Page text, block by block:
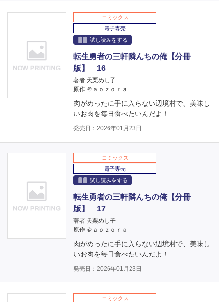
コミックス
電子専売
試し読みをする
転生勇者の三軒隣んちの俺【分冊
版】 16
著者 天栗めし子
原作 ＠ａｏｚｏｒａ
肉がめったに手に入らない辺境村で、美味し
いお肉を毎日食べたいんだよ！
発売日：2026年01月23日
コミックス
電子専売
試し読みをする
転生勇者の三軒隣んちの俺【分冊
版】 17
著者 天栗めし子
原作 ＠ａｏｚｏｒａ
肉がめったに手に入らない辺境村で、美味し
いお肉を毎日食べたいんだよ！
発売日：2026年01月23日
コミックス